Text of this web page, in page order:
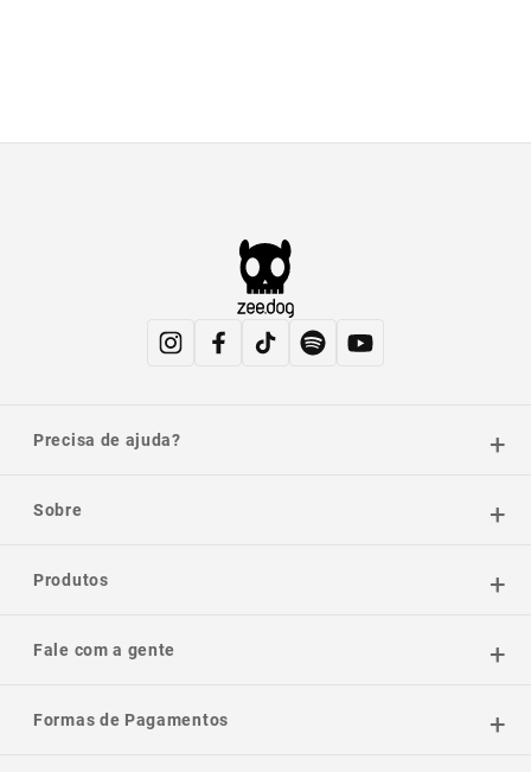
Precisa de ajuda?
Sobre
Produtos
Fale com a gente
Formas de Pagamentos